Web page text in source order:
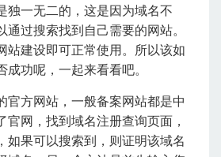
独一无二的，这是因为域名不
通过搜索找到自己需要的网站。
站建设即可正常使用。所以该如
成功呢，一起来看看吧。
方网站，一般备案网站都是中
官网，找到域名注册查询页面，
如果可以搜索到，则证明该域名